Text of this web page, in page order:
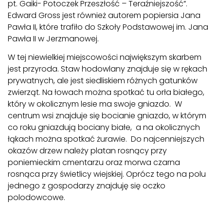
pt. Gaiki- Potoczek Przeszłość – Teraźniejszość”.
Edward Gross jest również autorem popiersia Jana
Pawła II, które trafiło do Szkoły Podstawowej im. Jana
Pawła II w Jerzmanowej.
W tej niewielkiej miejscowości największym skarbem
jest przyroda. Staw hodowlany znajduje się w rękach
prywatnych, ale jest siedliskiem różnych gatunków
zwierząt. Na łowach można spotkać tu orła białego,
który w okolicznym lesie ma swoje gniazdo. W
centrum wsi znajduje się bocianie gniazdo, w którym
co roku gniazdują bociany białe, a na okolicznych
łąkach można spotkać żurawie. Do najcenniejszych
okazów drzew należy platan rosnący przy
poniemieckim cmentarzu oraz morwa czarna
rosnąca przy świetlicy wiejskiej. Oprócz tego na polu
jednego z gospodarzy znajduję się oczko
polodowcowe.